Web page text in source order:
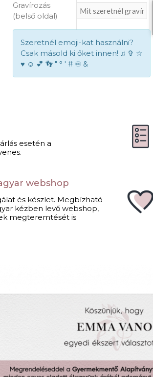
Gravírozás
(belső oldal)
Szeretnél emoji-kat használni?
Csak másold ki őket innen! ♫ ✞ ☆
♥ ☺ 💕 👣 " ° ' # ♾ &
esetén a
webshop
és készlet. Megbízható
kézben levő webshop,
megteremtését is